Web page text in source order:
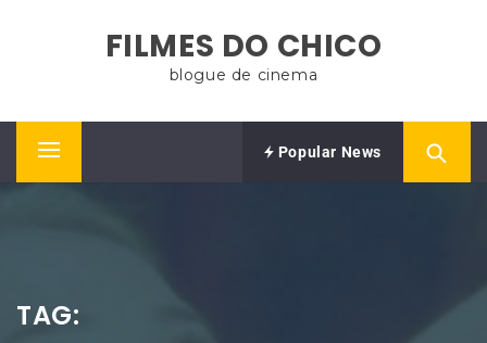
FILMES DO CHICO
blogue de cinema
Primary
Popular News
TAG: